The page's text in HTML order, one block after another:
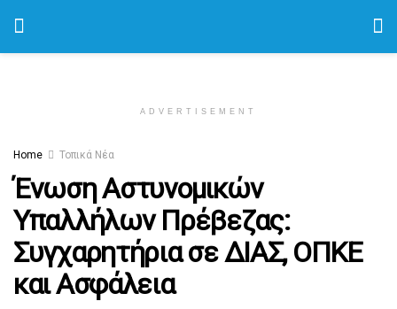
ADVERTISEMENT
Home Τοπικά Νέα
Ένωση Αστυνομικών
Υπαλλήλων Πρέβεζας:
Συγχαρητήρια σε ΔΙΑΣ, ΟΠΚΕ
και Ασφάλεια